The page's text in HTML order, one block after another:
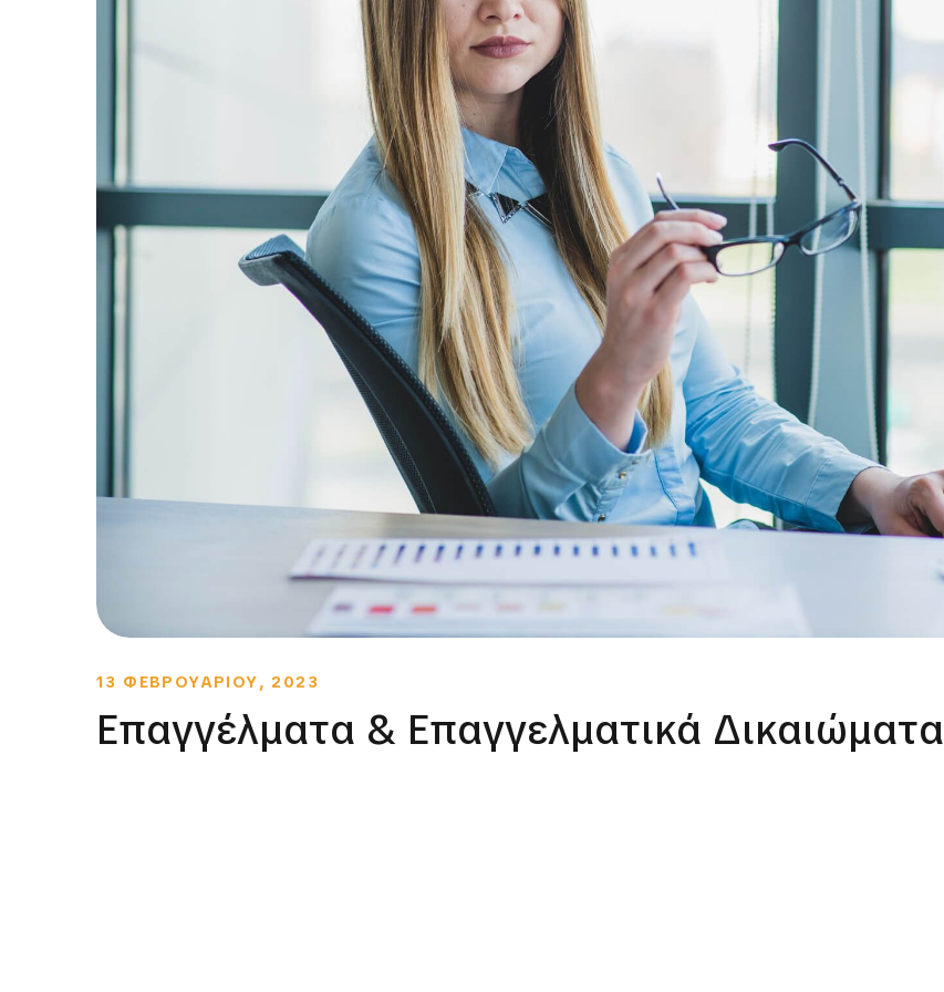
13 ΦΕΒΡΟΥΑΡΙΟΥ, 2023
Επαγγέλματα & Επαγγελματικά Δικαιώματα